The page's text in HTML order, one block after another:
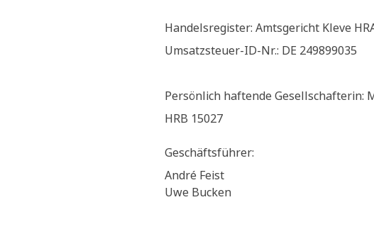
Handelsregister: Amtsgericht Kleve
Umsatzsteuer-ID-Nr.: DE 249899035
Persönlich haftende Gesellschafterin:
HRB 15027
Geschäftsführer:
André Feist
Uwe Bucken